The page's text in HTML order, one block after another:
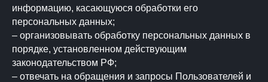
информацию, касающуюся обработки его
персональных данных;
– организовывать обработку персональных данных в
порядке, установленном действующим
законодательством РФ;
– отвечать на обращения и запросы Пользователей и